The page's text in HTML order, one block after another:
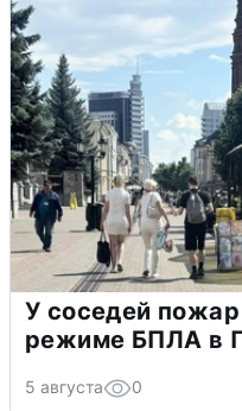
У соседей
режиме БПЛА в
5 августа 0